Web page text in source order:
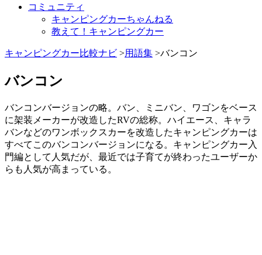
コミュニティ
キャンピングカーちゃんねる
教えて！キャンピングカー
キャンピングカー比較ナビ >用語集 >バンコン
バンコン
バンコンバージョンの略。バン、ミニバン、ワゴンをベース
に架装メーカーが改造したRVの総称。ハイエース、キャラ
バンなどのワンボックスカーを改造したキャンピングカーは
すべてこのバンコンバージョンになる。キャンピングカー入
門編として人気だが、最近では子育てが終わったユーザーか
らも人気が高まっている。